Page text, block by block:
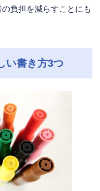
負担を減らすことにも
い書き方3つ